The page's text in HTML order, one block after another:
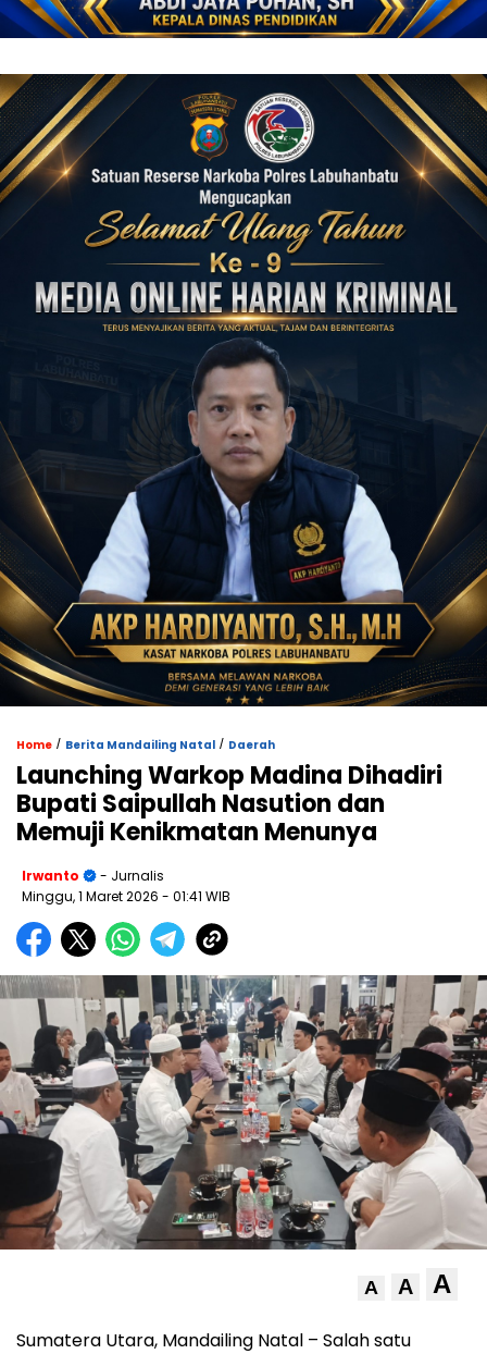
Home / Berita Mandailing Natal / Daerah
Launching Warkop Madina Dihadiri
Bupati Saipullah Nasution dan
Memuji Kenikmatan Menunya
Irwanto
- Jurnalis
Minggu, 1 Maret 2026 - 01:41 WIB
A A A
Sumatera Utara, Mandailing Natal – Salah satu